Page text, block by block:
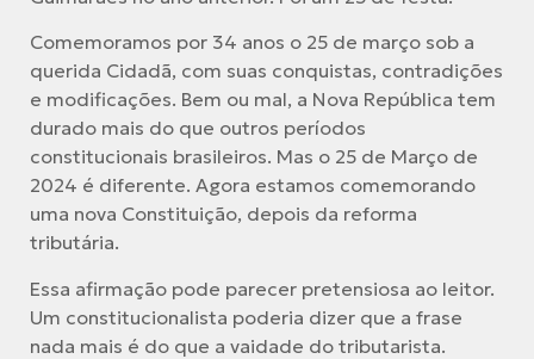
Comemoramos por 34 anos o 25 de março sob a
querida Cidadã, com suas conquistas, contradições
e modificações. Bem ou mal, a Nova República tem
durado mais do que outros períodos
constitucionais brasileiros. Mas o 25 de Março de
2024 é diferente. Agora estamos comemorando
uma nova Constituição, depois da reforma
tributária.
Essa afirmação pode parecer pretensiosa ao leitor.
Um constitucionalista poderia dizer que a frase
nada mais é do que a vaidade do tributarista.